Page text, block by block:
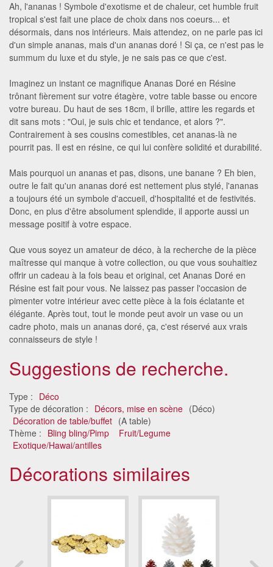
Ah, l'ananas ! Symbole d'exotisme et de chaleur, cet humble fruit
tropical s'est fait une place de choix dans nos coeurs... et
désormais, dans nos intérieurs. Mais attendez, on ne parle pas ici
d'un simple ananas, mais d'un ananas doré ! Si ça, ce n'est pas le
summum du luxe et du style, je ne sais pas ce que c'est.
Imaginez un instant ce magnifique Ananas Doré en Résine
trônant fièrement sur votre étagère, votre table basse ou encore
votre bureau. Du haut de ses 18cm, il brille, attire les regards et
dit sans mots : "Oui, je suis chic et tendance, et alors ?".
Contrairement à ses cousins comestibles, cet ananas-là ne
pourrit pas. Il est en résine, ce qui lui confère solidité et durabilité.
Mais pourquoi un ananas et pas, disons, une banane ? Eh bien,
outre le fait qu'un ananas doré est nettement plus stylé, l'ananas
a toujours été un symbole d'accueil, d'hospitalité et de festivités.
Donc, en plus d'être absolument splendide, il apporte aussi un
message positif à votre espace.
Que vous soyez un amateur de déco, à la recherche de la pièce
maîtresse qui manque à votre collection, ou que vous souhaitiez
offrir un cadeau à la fois beau et original, cet Ananas Doré en
Résine est fait pour vous. Ne laissez pas passer l'occasion de
pimenter votre intérieur avec cette pièce à la fois éclatante et
élégante. Après tout, tout le monde peut avoir un vase ou un
cadre photo, mais un ananas doré, ça, c'est réservé aux vrais
connaisseurs de style !
Suggestions de recherche.
Type : Déco
Type de décoration : Décors, mise en scène (Déco)
Décoration de table/buffet (A table)
Thème : Bling bling/Pimp
Fruit/Legume
Exotique/Hawai/antilles
Décorations similaires